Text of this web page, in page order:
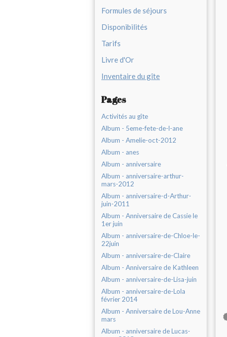
Formules de séjours
Disponibilités
Tarifs
Livre d'Or
Inventaire du gîte
Pages
Activités au gîte
Album - 5eme-fete-de-l-ane
Album - Amelie-oct-2012
Album - anes
Album - anniversaire
Album - anniversaire-arthur-
mars-2012
Album - anniversaire-d-Arthur-
juin-2011
Album - Anniversaire de Cassie le
1er juin
Album - anniversaire-de-Chloe-le-
22juin
Album - anniversaire-de-Claire
Album - Anniversaire de Kathleen
Album - anniversaire-de-Lisa-juin
Album - anniversaire-de-Lola
février 2014
Album - Anniversaire de Lou-Anne
mars
Album - anniversaire de Lucas-